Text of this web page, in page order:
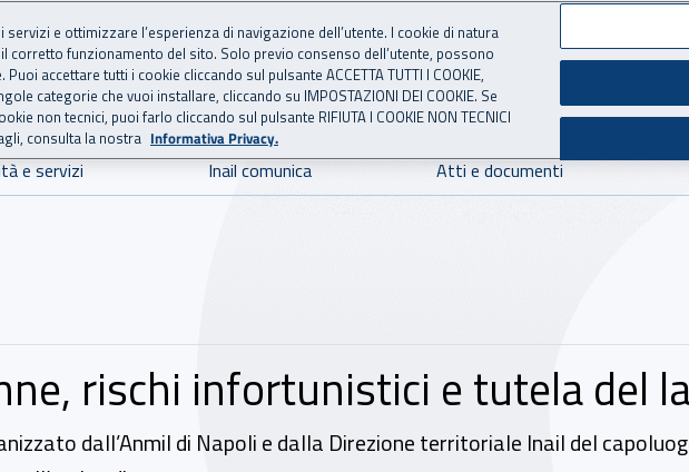
per l'Assicurazione
e servizi Inail comunica Atti e documenti
rischi infortunistici e tutela del
dall’Anmil di Napoli e dalla Direzione territoriale Inail del
e ottimizzare l’esperienza di navigazione dell’utente. I cookie di natura
corretto funzionamento del sito. Solo previo consenso dell’utente, possono
accettare tutti i cookie cliccando sul pulsante ACCETTA TUTTI I COOKIE,
categorie che vuoi installare, cliccando su IMPOSTAZIONI DEI COOKIE. Se
non tecnici, puoi farlo cliccando sul pulsante RIFIUTA I COOKIE NON TECNICI
consulta la nostra Informativa Privacy.